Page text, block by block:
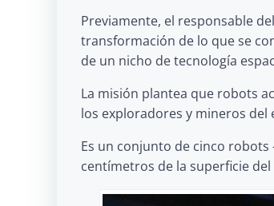
Previamente, el responsable
transformación de lo que se
de un nicho de tecnología
La misión plantea que robots
los exploradores y mineros del
Es un conjunto de cinco
centímetros de la superficie del